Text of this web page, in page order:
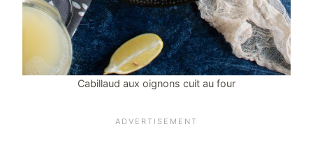
Cabillaud aux oignons cuit au four